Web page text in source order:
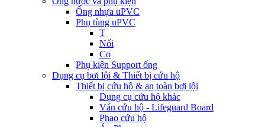
Ống nhựa uPVC
Phụ tùng uPVC
T
Nối
Co
Phụ kiện Support ống
Dụng cụ bơi lội & Thiết bị cứu hộ
Thiết bị cứu hộ & an toàn bơi lội
Dụng cụ cứu hộ khác
Ván cứu hộ - Lifeguard Board
Phao cứu hộ